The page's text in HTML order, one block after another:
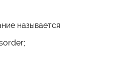
называется: